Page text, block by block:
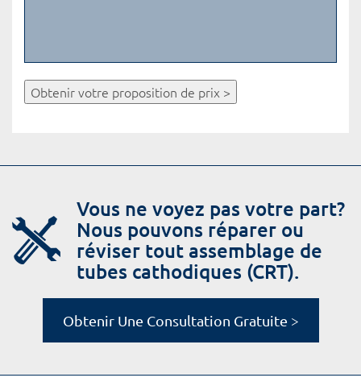
Obtenir votre proposition de prix >
Vous ne voyez pas votre part?
Nous pouvons réparer ou
réviser tout assemblage de
tubes cathodiques (CRT).
Obtenir Une Consultation Gratuite >